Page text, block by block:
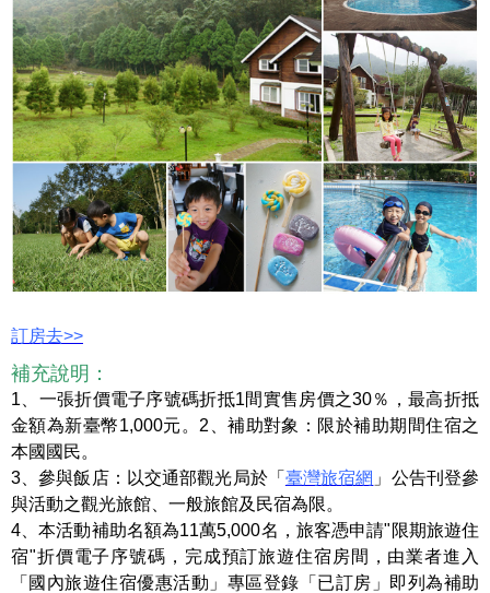
訂房去>>
補充說明：
1、一張折價電子序號碼折抵1間實售房價之30％，最高折抵
金額為新臺幣1,000元。 2、補助對象：限於補助期間住宿之
本國國民。
3、參與飯店：以交通部觀光局於「 臺灣旅宿網 」公告刊登參
與活動之觀光旅館、一般旅館及民宿為限。
4、本活動補助名額為11萬5,000名，旅客憑申請"限期旅遊住
宿"折價電子序號碼，完成預訂旅遊住宿房間，由業者進入
「國內旅遊住宿優惠活動」專區登錄「已訂房」即列為補助